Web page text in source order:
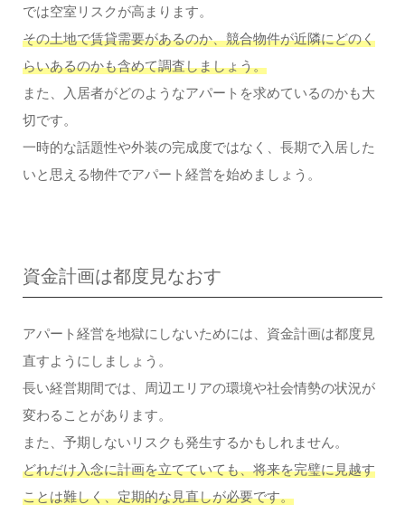
では空室リスクが高まります。
その土地で賃貸需要があるのか、競合物件が近隣にどのく
らいあるのかも含めて調査しましょう。
また、入居者がどのようなアパートを求めているのかも大
切です。
一時的な話題性や外装の完成度ではなく、長期で入居した
いと思える物件でアパート経営を始めましょう。
資金計画は都度見なおす
アパート経営を地獄にしないためには、資金計画は都度見
直すようにしましょう。
長い経営期間では、周辺エリアの環境や社会情勢の状況が
変わることがあります。
また、予期しないリスクも発生するかもしれません。
どれだけ入念に計画を立てていても、将来を完璧に見越す
ことは難しく、定期的な見直しが必要です。